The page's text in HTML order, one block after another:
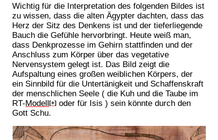
Wichtig für die Interpretation des folgenden Bildes ist
zu wissen, dass die alten Ägypter dachten, dass das
Herz der Sitz des Denkens ist und der tieferliegende
Bauch die Gefühle hervorbringt. Heute weiß man,
dass Denkprozesse im Gehirn stattfinden und der
Anschluss zum Körper über das vegetative
Nervensystem gelegt ist. Das Bild zeigt die
Aufspaltung eines großen weiblichen Körpers, der
ein Sinnbild für die Untertänigkeit und Schaffenskraft
der menschlichen Seele ( die Kuh und die Taube im
RT-Modell[+] oder für Isis ) sein könnte durch den
Gott Schu.